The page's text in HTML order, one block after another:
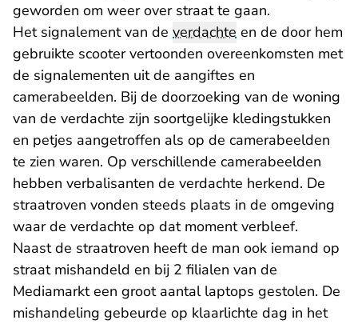
geworden om weer over straat te gaan.
Het signalement van de verdachte en de door hem
gebruikte scooter vertoonden overeenkomsten met
de signalementen uit de aangiftes en
camerabeelden. Bij de doorzoeking van de woning
van de verdachte zijn soortgelijke kledingstukken
en petjes aangetroffen als op de camerabeelden
te zien waren. Op verschillende camerabeelden
hebben verbalisanten de verdachte herkend. De
straatroven vonden steeds plaats in de omgeving
waar de verdachte op dat moment verbleef.
Naast de straatroven heeft de man ook iemand op
straat mishandeld en bij 2 filialen van de
Mediamarkt een groot aantal laptops gestolen. De
mishandeling gebeurde op klaarlichte dag in het